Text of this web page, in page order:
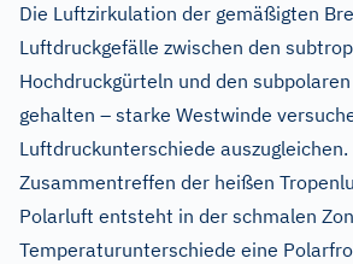
Die Luftzirkulation der gemäßigten
Luftdruckgefälle zwischen den
Hochdruckgürteln und den
gehalten – starke Westwinde
Luftdruckunterschiede auszugleichen.
Zusammentreffen der heißen
Polarluft entsteht in der schmalen
Temperaturunterschiede eine